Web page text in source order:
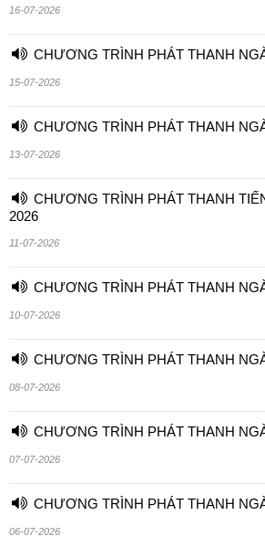
16-07-2026
CHƯƠNG TRÌNH PHÁT THANH
15-07-2026
CHƯƠNG TRÌNH PHÁT THANH
13-07-2026
CHƯƠNG TRÌNH PHÁT THANH
2026
11-07-2026
CHƯƠNG TRÌNH PHÁT THANH
10-07-2026
CHƯƠNG TRÌNH PHÁT THANH
08-07-2026
CHƯƠNG TRÌNH PHÁT THANH
07-07-2026
CHƯƠNG TRÌNH PHÁT THANH
06-07-2026